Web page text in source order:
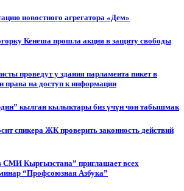
новостного агрегатора «Дем»
Кенеша прошла акция в защиту свободы
проведут у здания парламента пикет в
права на доступ к информации
кылган кылыктары биз үчүн чон табышмак
спикера ЖК проверить законность действий
СМИ Кыргызстана” приглашает всех
“Профсоюзная Азбука”